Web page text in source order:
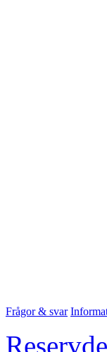
Frågor & svar